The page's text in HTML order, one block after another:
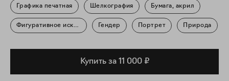
Графика печатная Шелкография Бумага, акрил
Фигуративное искусство Гендер Портрет Природа
Купить за 11 000 ₽